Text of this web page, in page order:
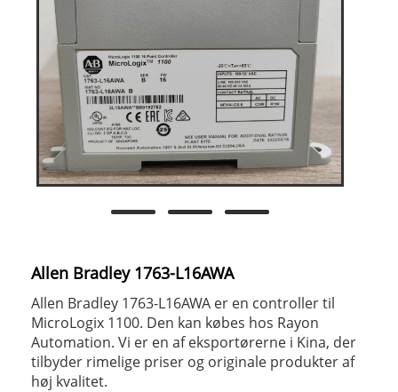
Allen Bradley 1763-L16AWA
Allen Bradley 1763-L16AWA er en controller til
MicroLogix 1100. Den kan købes hos Rayon
Automation. Vi er en af ​​eksportørerne i Kina, der
tilbyder rimelige priser og originale produkter af
høj kvalitet.